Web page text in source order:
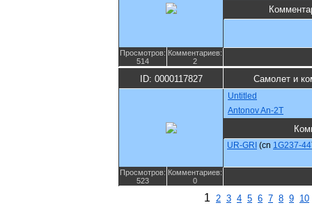
Просмотров:
514
Комментариев:
2
ID: 0000117827 Самолет и
Untitled
Antonov An-2T
UR-GRI (cn 1G237-44
Просмотров:
523
Комментариев:
0
1 2 3 4 5 6 7 8 9 10